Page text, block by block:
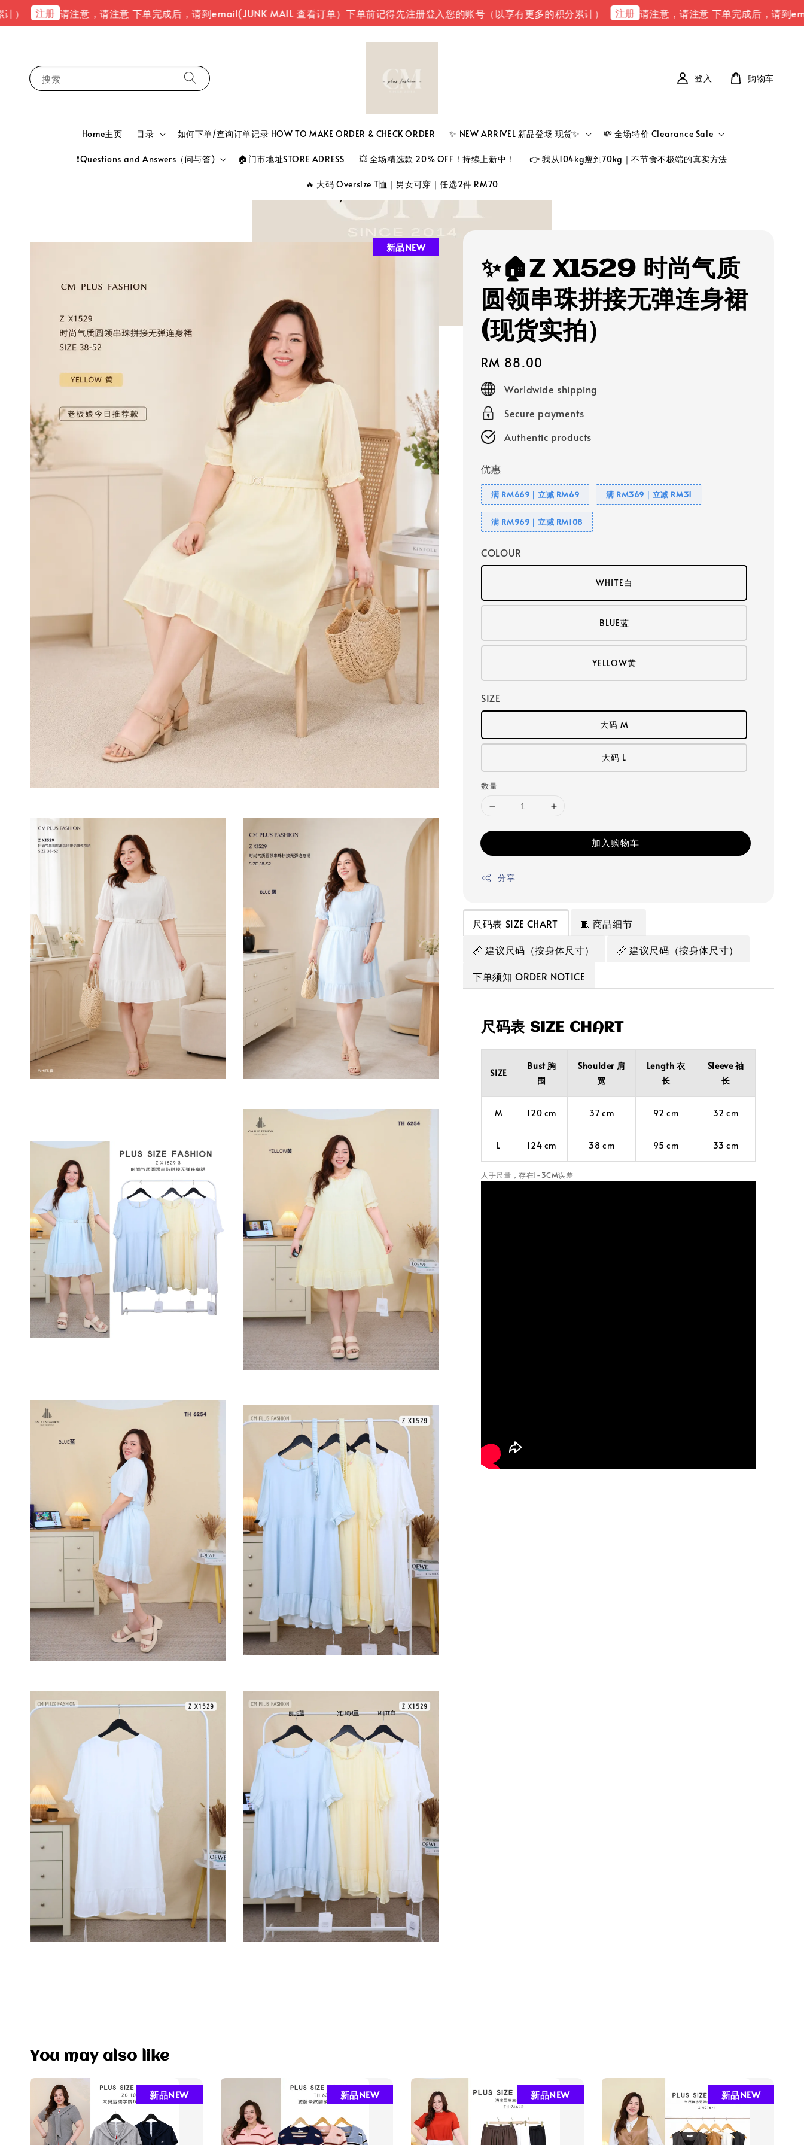
注册 请注意，请注意 下单完成后，请到email(JUNK MAIL 查看订单）下单前记得先注册登入您的账号（以享有更多的积分累计） 注册 请注意，请注意 下单完成后，请到
搜索
Home主页 目录 如何下单/查询订单记录 HOW TO MAKE ORDER & CHECK ORDER ✨ NEW ARRIVEL 新品登场 现货✨ 💸 全场特价 Clearance Sale
❗Questions and Answers（问与答) 🏠门市地址STORE ADRESS 💥 全场精选款 20% OFF！持续上新中！ 👉 我从104kg瘦到70kg｜不节食不极端的真实方法
🔥 大码 Oversize T恤｜男女可穿｜任选2件 RM70
登入 购物车
新品NEW
✨🏠Z X1529 时尚气质
圆领串珠拼接无弹连身裙
(现货实拍）
Regular
price
RM 88.00
Worldwide shipping
Secure payments
Authentic products
优惠
满 RM669｜立减 RM69 满 RM369｜立减 RM31
满 RM969｜立减 RM108
COLOUR
WHITE白
BLUE蓝
YELLOW黄
SIZE
大码 M
大码 L
数量
加入购物车
分享
尺码表 SIZE CHART
🧵 商品细节
📏 建议尺码（按身体尺寸）
📏 建议尺码（按身体尺寸）
下单须知 ORDER NOTICE
尺码表 SIZE CHART
SIZE
Bust 胸
围
Shoulder 肩
宽
Length 衣
长
Sleeve 袖
长
M 120 cm 37 cm 92 cm 32 cm
L 124 cm 38 cm 95 cm 33 cm
人手尺量，存在1-3CM误差
You may also like
新品NEW 新品NEW 新品NEW 新品NEW